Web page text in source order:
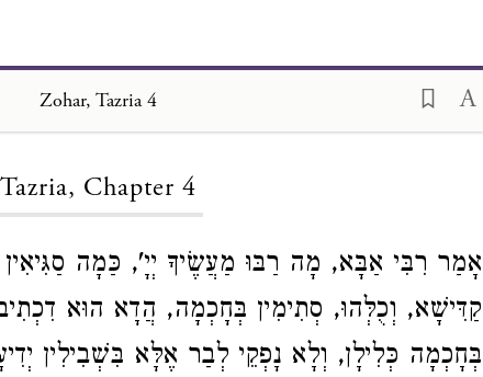
Zohar, Tazria 4
Tazria, Chapter 4
אָמַר רִבִּי אַבָּא, מָה רַבּוּ מַעֲשֶׂיךָ יְיָ', כַּמָה סַגִּיאִין
קַדִּישָׁא, וְכֻלְּהוּ, סְתִימִין בְּחָכְמָה, הֲדָא הוּא
בְּחָכְמָה כְּלִילָן, וְלָא נָפְקֵי לְבַר אֶלָּא בִּשְׁבִילִין